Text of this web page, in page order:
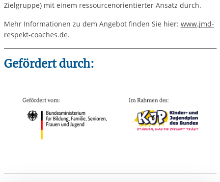
Zielgruppe) mit einem ressourcenorientierter Ansatz durch.
Mehr Informationen zu dem Angebot finden Sie hier: www.jmd-
respekt-coaches.de.
Gefördert durch: